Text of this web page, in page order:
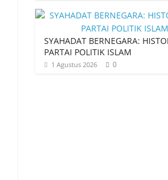
SYAHADAT BERNEGARA:
PARTAI POLITIK ISLAM
1 Agustus 2026 0